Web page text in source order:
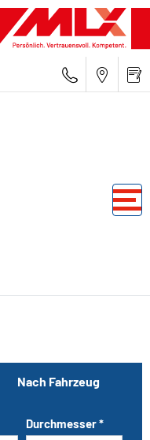
Nach Fahrzeug
Durchmesser*